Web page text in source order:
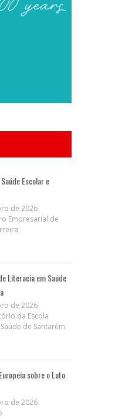
Escolar e
de 2026
Empresarial de
Literacia em Saúde
de 2026
da Escola
de Santarém
sobre o Luto
de 2026